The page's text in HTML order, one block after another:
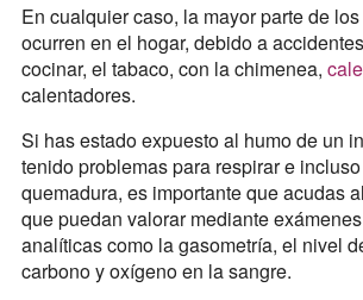
En cualquier caso, la mayor parte de
ocurren en el hogar, debido a
cocinar, el tabaco, con la chimenea,
calentadores.
Si has estado expuesto al humo de un
tenido problemas para respirar e
quemadura, es importante que acudas
que puedan valorar mediante
analíticas como la gasometría, el nivel
carbono y oxígeno en la sangre.